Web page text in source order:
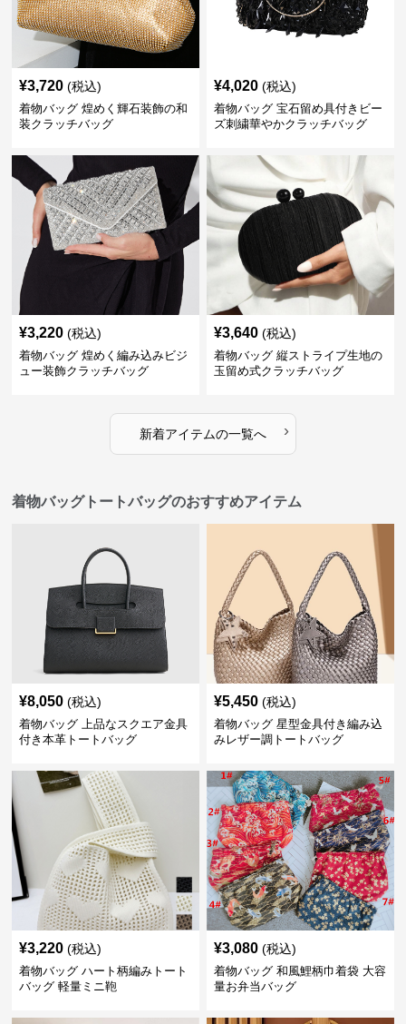
¥3,720 (税込)
着物バッグ 煌めく輝石装飾の和
装クラッチバッグ
¥4,020 (税込)
着物バッグ 宝石留め具付きビー
ズ刺繍華やかクラッチバッグ
¥3,220 (税込)
着物バッグ 煌めく編み込みビジ
ュー装飾クラッチバッグ
¥3,640 (税込)
着物バッグ 縦ストライプ生地の
玉留め式クラッチバッグ
新着アイテムの一覧へ ›
着物バッグトートバッグのおすすめアイテム
¥8,050 (税込)
着物バッグ 上品なスクエア金具
付き本革トートバッグ
¥5,450 (税込)
着物バッグ 星型金具付き編み込
みレザー調トートバッグ
¥3,220 (税込)
着物バッグ ハート柄編みトート
バッグ 軽量ミニ鞄
¥3,080 (税込)
着物バッグ 和風鯉柄巾着袋 大容
量お弁当バッグ